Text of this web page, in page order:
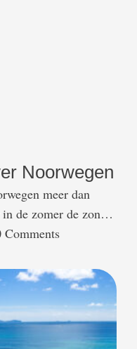
Noorwegen
meer dan
de zomer de zon
plekken? Dit
restaurants tot de
een Noorse
Comments